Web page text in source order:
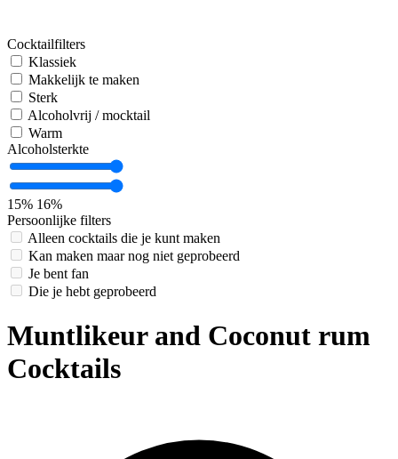
Cocktailfilters
Klassiek
Makkelijk te maken
Sterk
Alcoholvrij / mocktail
Warm
Alcoholsterkte
15% 16%
Persoonlijke filters
Alleen cocktails die je kunt maken
Kan maken maar nog niet geprobeerd
Je bent fan
Die je hebt geprobeerd
Muntlikeur and Coconut rum
Cocktails